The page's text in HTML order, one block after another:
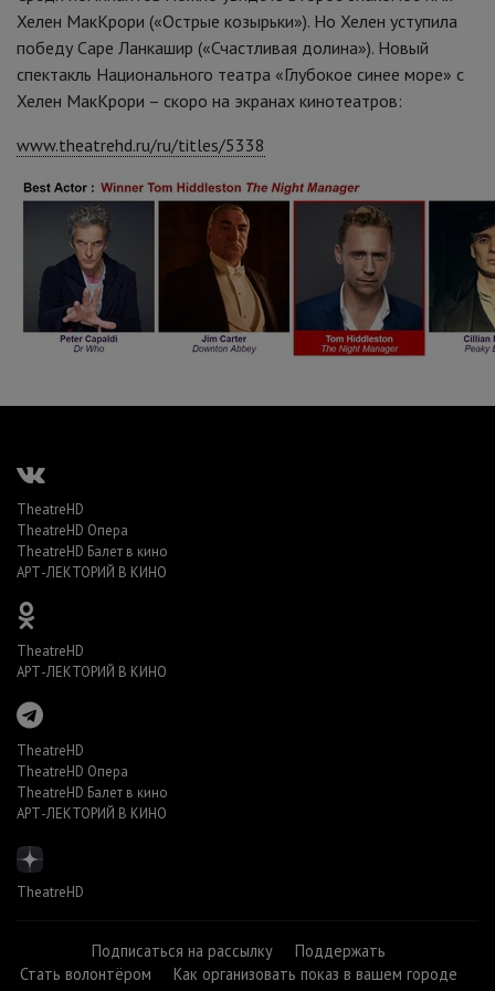
Хелен МакКрори («Острые козырьки»). Но Хелен уступила
победу Саре Ланкашир («Счастливая долина»). Новый
спектакль Национального театра «Глубокое синее море» с
Хелен МакКрори – скоро на экранах кинотеатров:
www.theatrehd.ru/ru/titles/5338
TheatreHD
TheatreHD Опера
TheatreHD Балет в кино
АРТ-ЛЕКТОРИЙ В КИНО
TheatreHD
АРТ-ЛЕКТОРИЙ В КИНО
TheatreHD
TheatreHD Опера
TheatreHD Балет в кино
АРТ-ЛЕКТОРИЙ В КИНО
TheatreHD
Подписаться на рассылку
Поддержать
Стать волонтёром
Как организовать показ в вашем городе